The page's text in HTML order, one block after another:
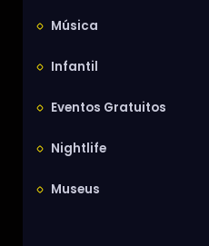
Música
Infantil
Eventos Gratuitos
Nightlife
Museus